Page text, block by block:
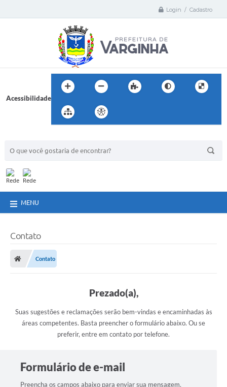
Login / Cadastro
Acessibilidade
MENU
Contato
Contato
Prezado(a),
Suas sugestões e reclamações serão bem-vindas e encaminhadas às
áreas competentes. Basta preencher o formulário abaixo. Ou se
preferir, entre em contato por telefone.
Formulário de e-mail
Preencha os campos abaixo para enviar sua mensagem.